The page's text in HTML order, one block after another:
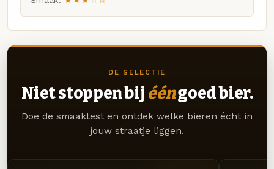
DE SELECTIE
Niet stoppen bij ééngoed bier.
Doe de smaaktest en ontdek welke bieren écht in
jouw straatje liggen.